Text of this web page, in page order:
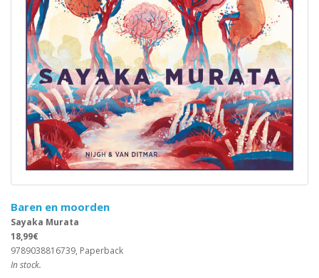
Baren en moorden
Sayaka Murata
18,99€
9789038816739, Paperback
In stock.